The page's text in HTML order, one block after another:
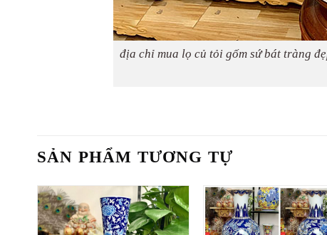
địa chỉ mua lọ củ tỏi gốm sứ bát tràng
SẢN PHẨM TƯƠNG TỰ